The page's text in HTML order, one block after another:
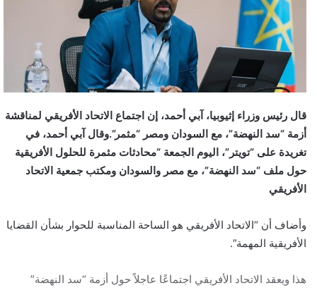
قال رئيس وزراء إثيوبيا، آبي أحمد، إن اجتماع الاتحاد الأفريقي لمناقشة
أزمة “سد النهضة”، مع السودان ومصر “مثمر”.وقال آبي أحمد، في
تغريدة على “تويتر”، اليوم الجمعة “محادثات مثمرة للحلول الأفريقية
حول ملف “سد النهضة”، مع مصر والسودان ومكتب جمعية الاتحاد
الأفريقي
وأضاف أن “الاتحاد الأفريقي هو الساحة المناسبة للحوار بشأن القضايا
الأفريقية المهمة”.
هذا ويعقد الاتحاد الأفريقي اجتماعًا عاجلاً حول أزمة “سد النهضة”